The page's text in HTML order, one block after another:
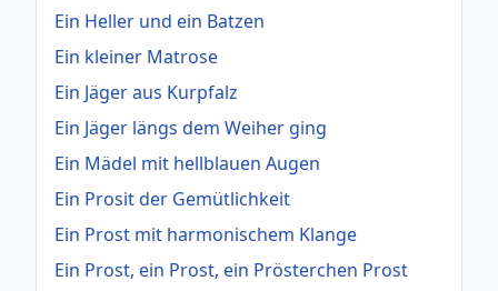
Ein Heller und ein Batzen
Ein kleiner Matrose
Ein Jäger aus Kurpfalz
Ein Jäger längs dem Weiher ging
Ein Mädel mit hellblauen Augen
Ein Prosit der Gemütlichkeit
Ein Prost mit harmonischem Klange
Ein Prost, ein Prost, ein Prösterchen Prost